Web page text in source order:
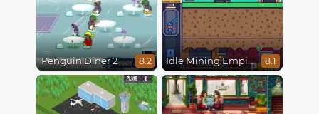
Penguin Diner 2 8.2 Idle Mining Empire 8.1